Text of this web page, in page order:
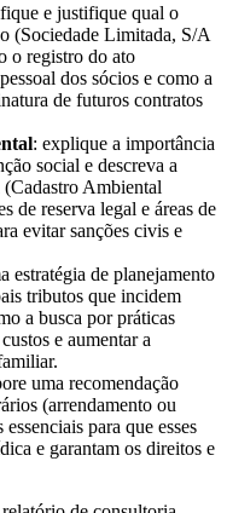
e justifique qual o
(Sociedade Limitada, S/A
o registro do ato
dos sócios e como a
de futuros contratos
: explique a importância
social e descreva a
Ambiental
de reserva legal e áreas de
evitar sanções civis e
estratégia de planejamento
tributos que incidem
a busca por práticas
e aumentar a
uma recomendação
(arrendamento ou
para que esses
e garantam os direitos e